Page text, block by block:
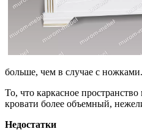
больше, чем в случае с
То, что каркасное
кровати более объемный,
Недостатки